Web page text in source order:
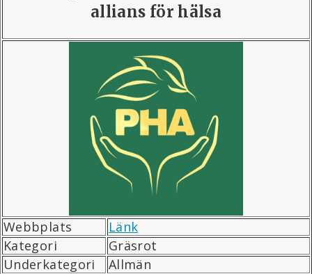
allians för hälsa
Webbplats
Länk
Kategori
Gräsrot
Underkategori
Allmän